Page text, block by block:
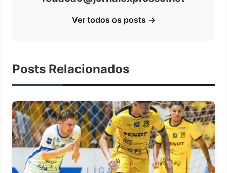
Ver todos os posts →
Posts Relacionados